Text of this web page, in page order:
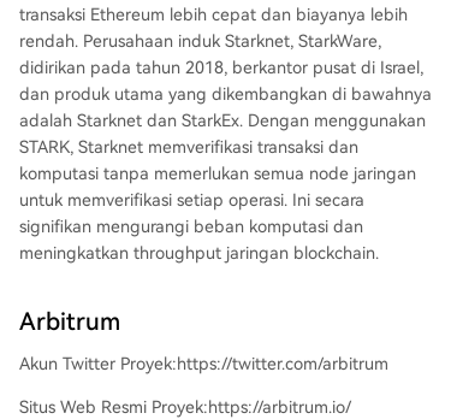
transaksi Ethereum lebih cepat dan biayanya lebih
rendah. Perusahaan induk Starknet, StarkWare,
didirikan pada tahun 2018, berkantor pusat di Israel,
dan produk utama yang dikembangkan di bawahnya
adalah Starknet dan StarkEx. Dengan menggunakan
STARK, Starknet memverifikasi transaksi dan
komputasi tanpa memerlukan semua node jaringan
untuk memverifikasi setiap operasi. Ini secara
signifikan mengurangi beban komputasi dan
meningkatkan throughput jaringan blockchain.
Arbitrum
Akun Twitter Proyek:https://twitter.com/arbitrum
Situs Web Resmi Proyek:https://arbitrum.io/